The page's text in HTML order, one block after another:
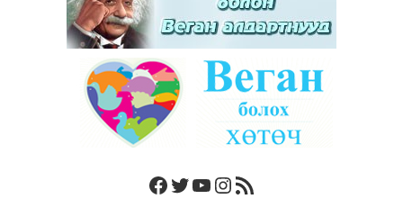
Facebook
Twitter
YouTube
Instagram
RSS Feed